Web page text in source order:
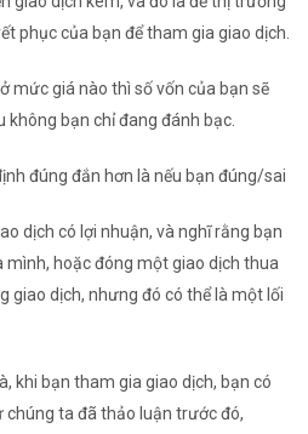
phục của bạn để tham gia giao dịch.
mức giá nào thì số vốn của bạn sẽ
không bạn chỉ đang đánh bạc.
đúng đắn hơn lànếu bạn đúng/sai
dịch có lợi nhuận, và nghĩ rằng bạn
mình, hoặc đóng một giao dịch thua
giao dịch, nhưng đó có thể là một lối
khi bạn tham gia giao dịch, bạn có
chúng ta đã thảo luận trước đó,